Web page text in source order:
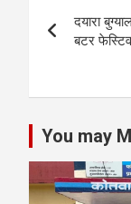
A
p
दयारा
बटर
You may